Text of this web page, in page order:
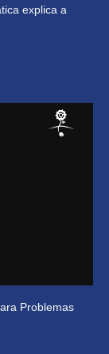
explica a
Problemas